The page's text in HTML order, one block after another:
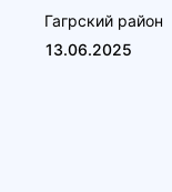
Гагрский район
13.06.2025